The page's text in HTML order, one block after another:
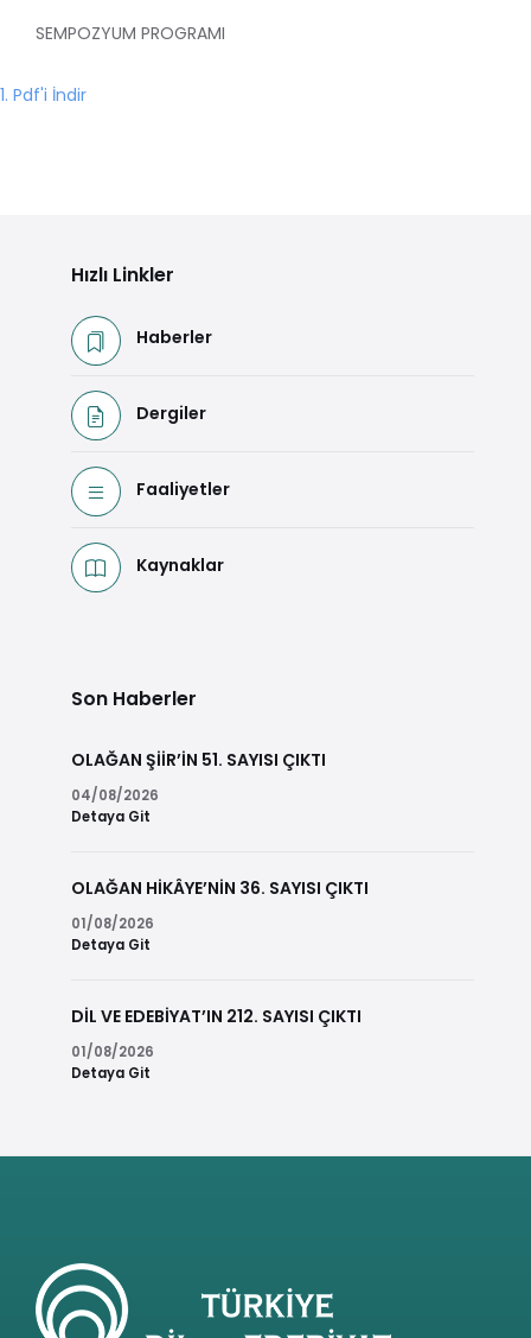
SEMPOZYUM PROGRAMI
1. Pdf'i İndir
Hızlı Linkler
Haberler
Dergiler
Faaliyetler
Kaynaklar
Son Haberler
OLAĞAN ŞİİR’İN 51. SAYISI ÇIKTI
04/08/2026
Detaya Git
OLAĞAN HİKÂYE’NİN 36. SAYISI ÇIKTI
01/08/2026
Detaya Git
DİL VE EDEBİYAT’IN 212. SAYISI ÇIKTI
01/08/2026
Detaya Git